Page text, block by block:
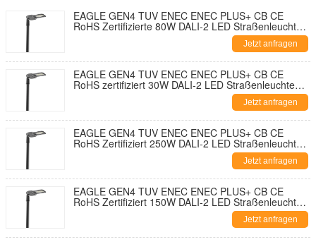
EAGLE GEN4 TUV ENEC ENEC PLUS+ CB CE
RoHS Zertifizierte 80W DALI-2 LED Straßenleuchte
195lm/W Mit 7-PIN NEMA Sockel Shorting Cap und
10KV SPD Werkzeuglose Öffnung und
Selbstreinigendes Design
Jetzt anfragen
EAGLE GEN4 TUV ENEC ENEC PLUS+ CB CE
RoHS zertifiziert 30W DALI-2 LED Straßenleuchte
195lm/W mit 7-Pin-NEMA Steckdose-
Kurzschlusskappe und 10KV SPD Werkzeugfreies
Öffnen und Selbstreinigungsdesign
Jetzt anfragen
EAGLE GEN4 TUV ENEC ENEC PLUS+ CB CE
RoHS Zertifiziert 250W DALI-2 LED Straßenleuchte
195lm/W mit 7-PIN NEMA Sockel-Kurzschlusskappe
und 10KV SPD Werkzeuglose Öffnung und
Selbstreinigendes Design
Jetzt anfragen
EAGLE GEN4 TUV ENEC ENEC PLUS+ CB CE
RoHS Zertifiziert 150W DALI-2 LED Straßenleuchte
195lm/W Mit 7-PIN NEMA Sockel Shorting Cap und
10KV SPD Werkzeuglose Öffnung und
Selbstreinigendes Design
Jetzt anfragen